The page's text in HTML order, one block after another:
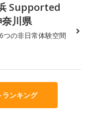
Supported
川県
つの非日常体験空間
ランキング